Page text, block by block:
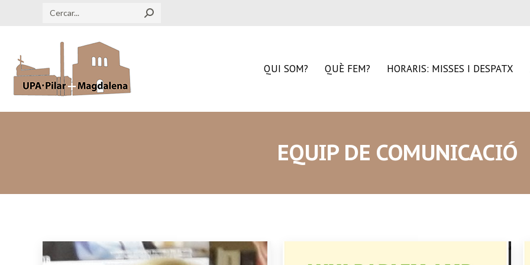
Search:
QUI SOM? QUÈ FEM? HORARIS: MISSES I DESPATX
EQUIP DE COMUNICACIÓ